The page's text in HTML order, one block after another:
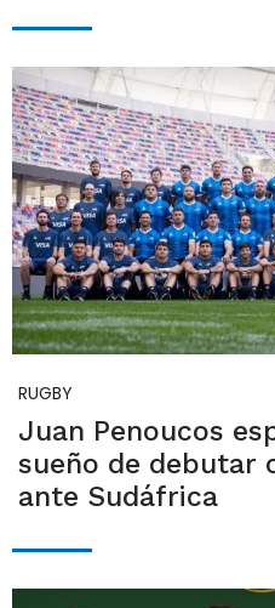
RUGBY
Juan Penoucos
sueño de debutar
ante Sudáfrica